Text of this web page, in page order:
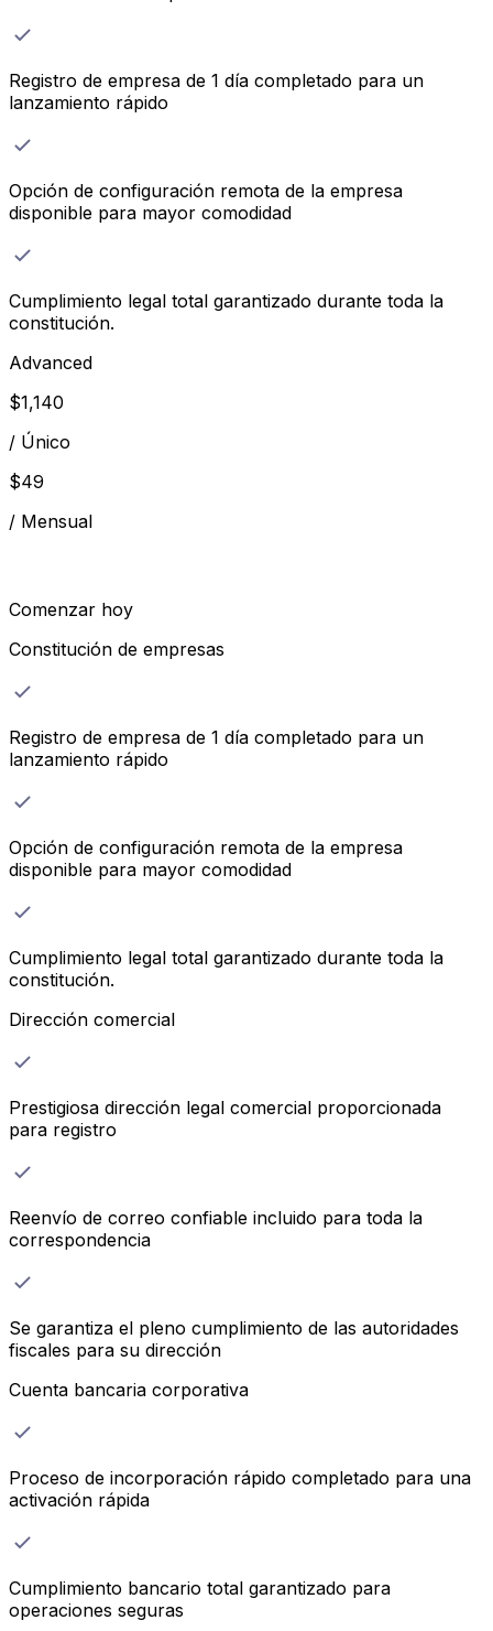
Registro de empresa de 1 día completado para un
lanzamiento rápido
Opción de configuración remota de la empresa
disponible para mayor comodidad
Cumplimiento legal total garantizado durante toda la
constitución.
Advanced
$1,140
/ Único
$49
/ Mensual
Comenzar hoy
Constitución de empresas
Registro de empresa de 1 día completado para un
lanzamiento rápido
Opción de configuración remota de la empresa
disponible para mayor comodidad
Cumplimiento legal total garantizado durante toda la
constitución.
Dirección comercial
Prestigiosa dirección legal comercial proporcionada
para registro
Reenvío de correo confiable incluido para toda la
correspondencia
Se garantiza el pleno cumplimiento de las autoridades
fiscales para su dirección
Cuenta bancaria corporativa
Proceso de incorporación rápido completado para una
activación rápida
Cumplimiento bancario total garantizado para
operaciones seguras